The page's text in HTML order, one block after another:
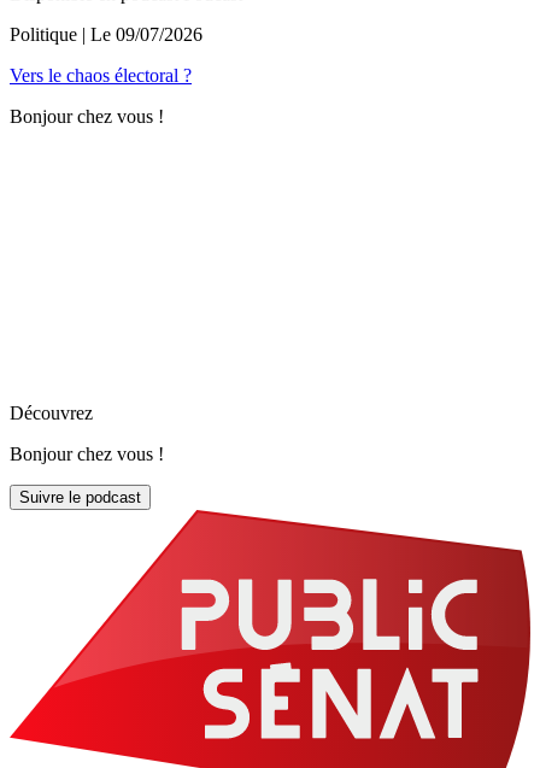
Politique | Le 09/07/2026
Vers le chaos électoral ?
Bonjour chez vous !
Découvrez
Bonjour chez vous !
Suivre le podcast